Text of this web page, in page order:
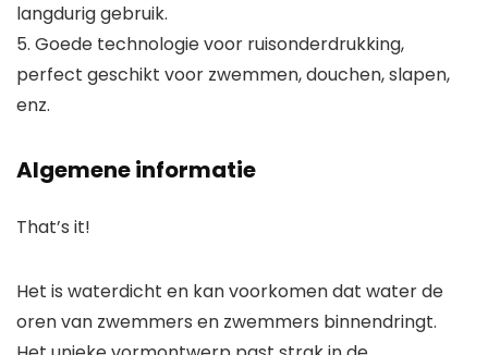
langdurig gebruik.
5. Goede technologie voor ruisonderdrukking,
perfect geschikt voor zwemmen, douchen, slapen,
enz.
Algemene informatie
That’s it!
Het is waterdicht en kan voorkomen dat water de
oren van zwemmers en zwemmers binnendringt.